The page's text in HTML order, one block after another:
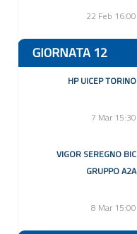
22 Feb 16:00
GIORNATA 12
HP UICEP TORINO
7 Mar 15:30
VIGOR SEREGNO BIC
GRUPPO A2A
8 Mar 15:00